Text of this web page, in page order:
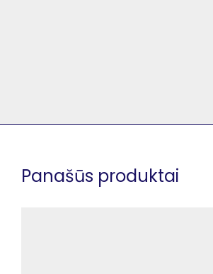
Panašūs produktai